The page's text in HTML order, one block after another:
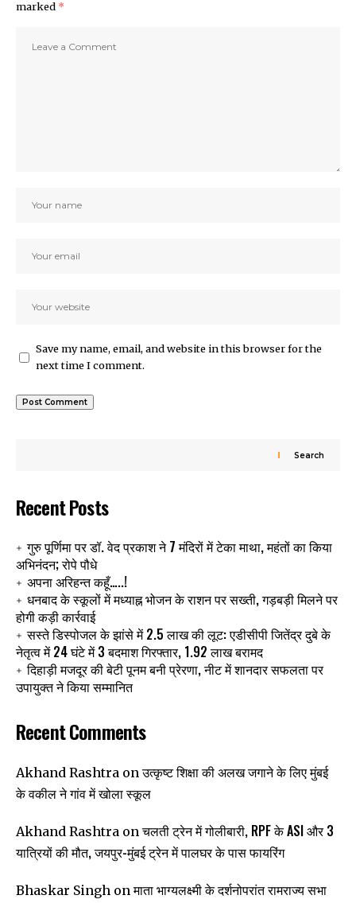
marked *
Save my name, email, and website in this browser for the
next time I comment.
Search
Recent Posts
गुरु पूर्णिमा पर डॉ. वेद प्रकाश ने 7 मंदिरों में टेका माथा, महंतों का किया
अभिनंदन; रोपे पौधे
अपना अरिहन्त कहूँ…..!
धनबाद के स्कूलों में मध्याह्न भोजन के राशन पर सख्ती, गड़बड़ी मिलने पर
होगी कड़ी कार्रवाई
सस्ते डिस्पोजल के झांसे में 2.5 लाख की लूट: एडीसीपी जितेंद्र दुबे के
नेतृत्व में 24 घंटे में 3 बदमाश गिरफ्तार, 1.92 लाख बरामद
दिहाड़ी मजदूर की बेटी पूनम बनी प्रेरणा, नीट में शानदार सफलता पर
उपायुक्त ने किया सम्मानित
Recent Comments
Akhand Rashtra onउत्कृष्ट शिक्षा की अलख जगाने के लिए मुंबई
के वकील ने गांव में खोला स्कूल
Akhand Rashtra onचलती ट्रेन में गोलीबारी, RPF के ASI और 3
यात्रियों की मौत, जयपुर-मुंबई ट्रेन में पालघर के पास फायरिंग
Bhaskar Singh onमाता भाग्यलक्ष्मी के दर्शनोपरांत रामराज्य सभा